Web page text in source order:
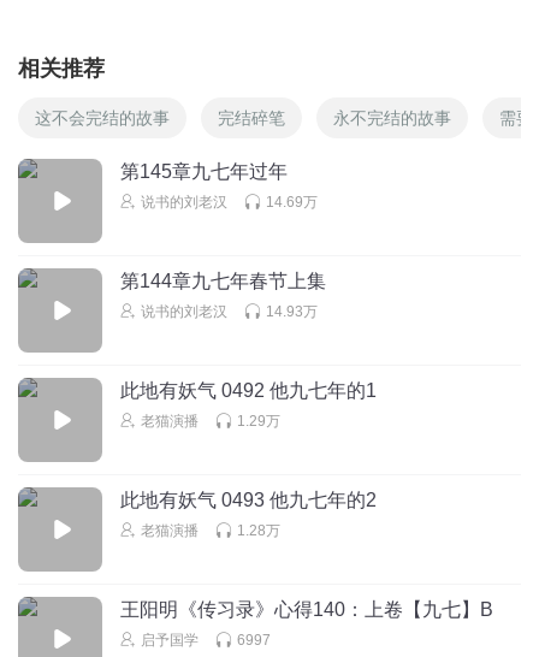
相关推荐
这不会完结的故事 完结碎笔 永不完结的故事 需要
第145章九七年过年
说书的刘老汉 14.69万
第144章九七年春节上集
说书的刘老汉 14.93万
此地有妖气 0492 他九七年的1
老猫演播 1.29万
此地有妖气 0493 他九七年的2
老猫演播 1.28万
王阳明《传习录》心得140：上卷【九七】B
启予国学 6997